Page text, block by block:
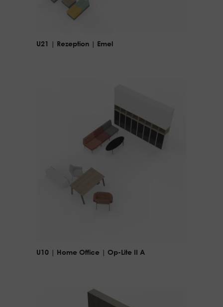
U21 | Rezeption | Emel
U10 | Home Office | Op-Lite II A